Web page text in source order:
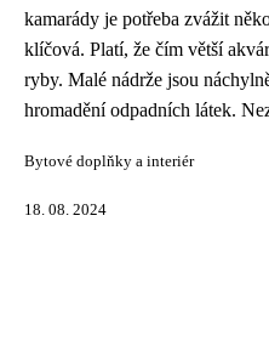
kamarády je potřeba zvážit
klíčová. Platí, že čím větší
ryby. Malé nádrže jsou
hromadění odpadních látek.
Bytové doplňky a interiér
18. 08. 2024